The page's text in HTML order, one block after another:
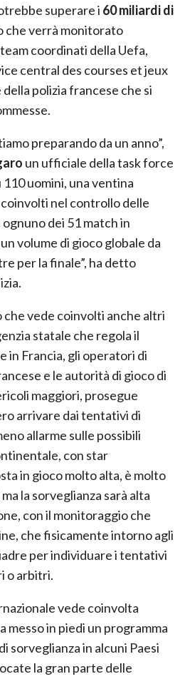
superare i 60 miliardi di
che verrà monitorato
coordinati della Uefa,
central des courses et jeux
della polizia francese che si
preparando da un anno”,
un ufficiale della task force
uomini, una ventina
nel controllo delle
dei 51 match in
volume di gioco globale da
per la finale”, ha detto
che vede coinvolti anche altri
statale che regola il
in Francia, gli operatori di
e le autorità di gioco di
maggiori, prosegue
arrivare dai tentativi di
allarme sulle possibili
con star
in gioco molto alta, è molto
la sorveglianza sarà alta
con il monitoraggio che
che fisicamente intorno agli
per individuare i tentativi
o arbitri.
vede coinvolta
messo in piedi un programma
sorveglianza in alcuni Paesi
la gran parte delle